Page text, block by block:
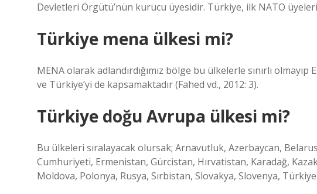
Devletleri Örgütü’nün kurucu üyesidir. Türkiye, ilk NATO
Türkiye mena ülkesi mi?
MENA olarak adlandırdığımız bölge bu ülkelerle sınırlı
ve Türkiye’yi de kapsamaktadır (Fahed vd., 2012: 3).
Türkiye doğu Avrupa ülkesi mi?
Bu ülkeleri sıralayacak olursak; Arnavutluk, Azerbaycan,
Cumhuriyeti, Ermenistan, Gürcistan, Hırvatistan, Karadağ,
Moldova, Polonya, Rusya, Sırbistan, Slovakya, Slovenya,